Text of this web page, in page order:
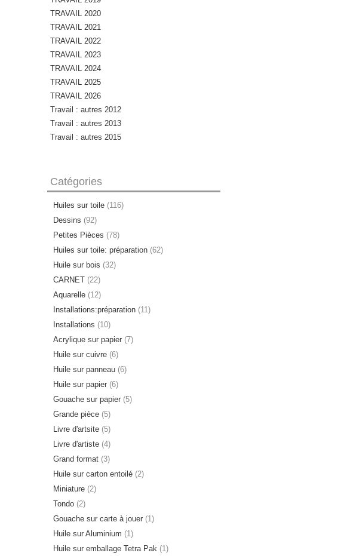
TRAVAIL 2020
TRAVAIL 2021
TRAVAIL 2022
TRAVAIL 2023
TRAVAIL 2024
TRAVAIL 2025
TRAVAIL 2026
Travail : autres 2012
Travail : autres 2013
Travail : autres 2015
Catégories
Huiles sur toile (116)
Dessins (92)
Petites Pièces (78)
Huiles sur toile: préparation (62)
Huile sur bois (32)
CARNET (22)
Aquarelle (12)
Installations:préparation (11)
Installations (10)
Acrylique sur papier (7)
Huile sur cuivre (6)
Huile sur panneau (6)
Huile sur papier (6)
Gouache sur papier (5)
Grande pièce (5)
Livre d'artsite (5)
Livre d'artiste (4)
Grand format (3)
Huile sur carton entoilé (2)
Miniature (2)
Tondo (2)
Gouache sur carte à jouer (1)
Huile sur Aluminium (1)
Huile sur emballage Tetra Pak (1)